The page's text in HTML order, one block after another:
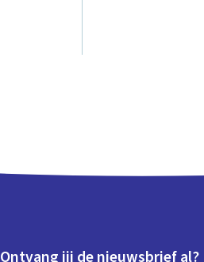
Ontvang jij de nieuwsbrief